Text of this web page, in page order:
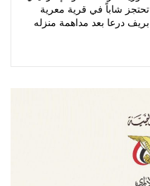
تحتجز شاباً في قرية معرية
بريف درعا بعد مداهمة منزله